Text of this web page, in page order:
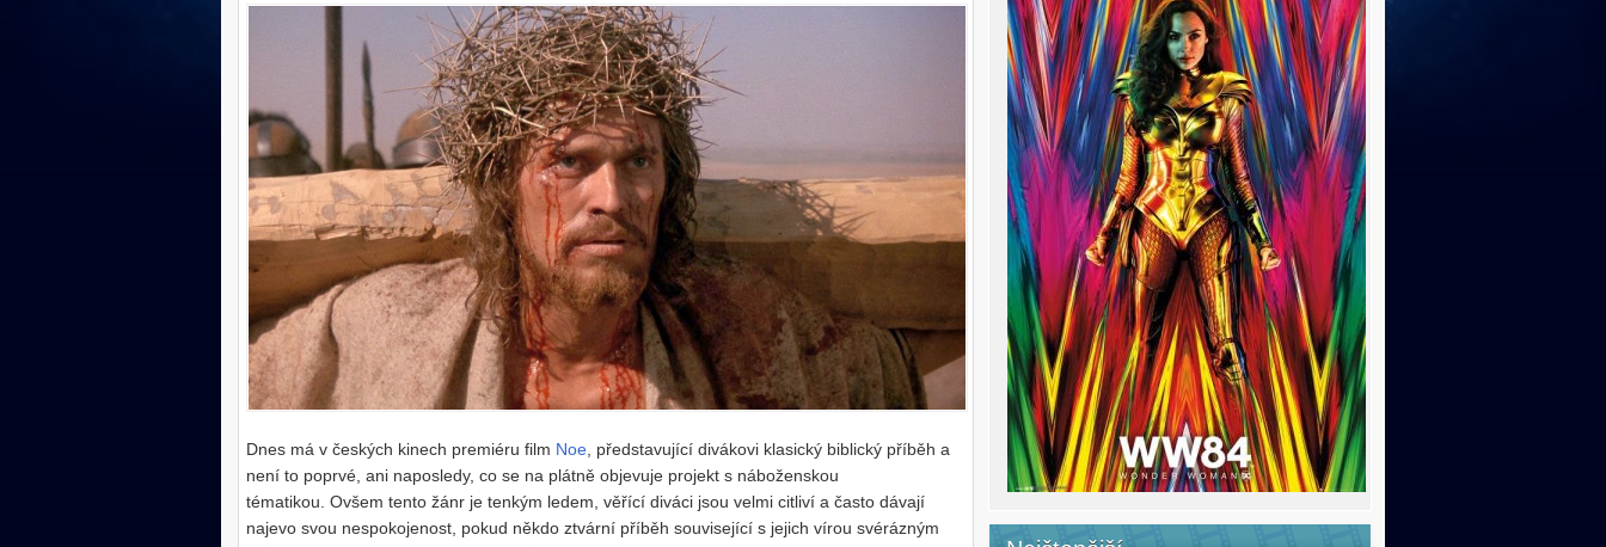
Dnes má v českých kinech premiéru film Noe, představující divákovi klasický biblický příběh a
není to poprvé, ani naposledy, co se na plátně objevuje projekt s náboženskou
tématikou. Ovšem tento žánr je tenkým ledem, věřící diváci jsou velmi citliví a často dávají
najevo svou nespokojenost, pokud někdo ztvární příběh související s jejich vírou svérázným